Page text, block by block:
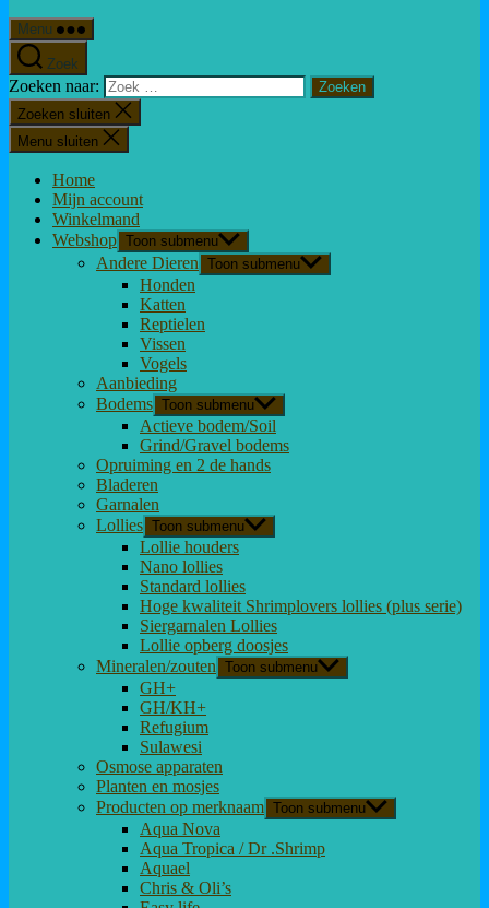
Menu
Zoek
Zoeken naar:
Zoeken sluiten
Menu sluiten
Home
Mijn account
Winkelmand
Webshop Toon submenu
Andere Dieren Toon submenu
Honden
Katten
Reptielen
Vissen
Vogels
Aanbieding
Bodems Toon submenu
Actieve bodem/Soil
Grind/Gravel bodems
Opruiming en 2 de hands
Bladeren
Garnalen
Lollies Toon submenu
Lollie houders
Nano lollies
Standard lollies
Hoge kwaliteit Shrimplovers lollies (plus serie)
Siergarnalen Lollies
Lollie opberg doosjes
Mineralen/zouten Toon submenu
GH+
GH/KH+
Refugium
Sulawesi
Osmose apparaten
Planten en mosjes
Producten op merknaam Toon submenu
Aqua Nova
Aqua Tropica / Dr .Shrimp
Aquael
Chris & Oli’s